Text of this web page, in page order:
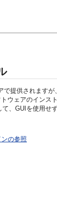
提供されます
ウェアのイン
、GUIを使用
の参照